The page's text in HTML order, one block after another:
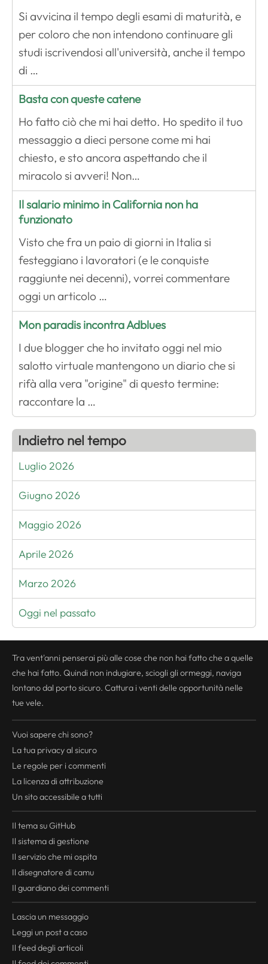
Si avvicina il tempo degli esami di maturità, e
per coloro che non intendono continuare gli
studi iscrivendosi all'università, anche il tempo
di …
Basta con queste catene
Ho fatto ciò che mi hai detto. Ho spedito il tuo
messaggio a dieci persone come mi hai
chiesto, e sto ancora aspettando che il
miracolo si avveri! Non…
Il salario minimo in California non ha
funzionato
Visto che fra un paio di giorni in Italia si
festeggiano i lavoratori (e le conquiste
raggiunte nei decenni), vorrei commentare
oggi un articolo …
Mon paradis incontra Adblues
I due blogger che ho invitato oggi nel mio
salotto virtuale mantengono un diario che si
rifà alla vera "origine" di questo termine:
raccontare la …
Indietro nel tempo
Luglio 2026
Giugno 2026
Maggio 2026
Aprile 2026
Marzo 2026
Oggi nel passato
Tra vent'anni penserai più alle cose che non hai fatto che a quelle
che hai fatto. Quindi non indugiare, sciogli gli ormeggi, naviga
lontano dal porto sicuro. Cattura i venti delle opportunità nelle
tue vele.
Vuoi sapere chi sono?
La tua privacyal sicuro
Le regole per i commenti
La licenza di attribuzione
Un sito accessibile a tutti
Il tema su GitHub
Il sistema di gestione
Il servizio che mi ospita
Il disegnatore di camu
Il guardiano dei commenti
Lascia un messaggio
Leggi un post a caso
Il feeddegli articoli